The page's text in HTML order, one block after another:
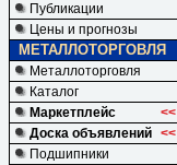
Публикации
Цены и прогнозы
МЕТАЛЛОТОРГОВЛЯ
Металлоторговля
Каталог
Маркетплейс
<<
Доска объявлений <<
Подшипники